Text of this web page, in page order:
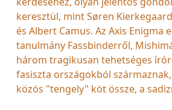
keresztül, mint Søren
és Albert Camus. Az Axis Enigma
tanulmány Fassbinderről,
három tragikusan tehetséges
fasiszta országokból
közös "tengely" köt össze, a